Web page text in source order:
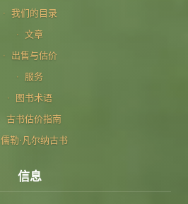
我们的目录
文章
出售与估价
服务
图书术语
古书估价指南
儒勒·凡尔纳古书
信息